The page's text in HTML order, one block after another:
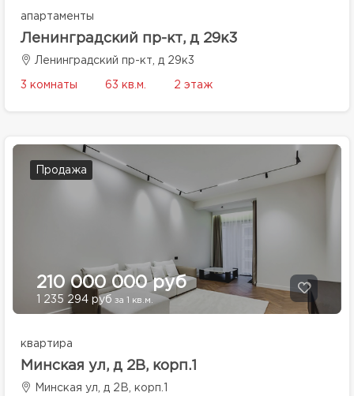
апартаменты
Ленинградский пр-кт, д 29к3
Ленинградский пр-кт, д 29к3
3 комнаты 63 кв.м. 2 этаж
Продажа
210 000 000 руб
1 235 294 руб за 1 кв.м.
квартира
Минская ул, д 2В, корп.1
Минская ул, д 2В, корп.1